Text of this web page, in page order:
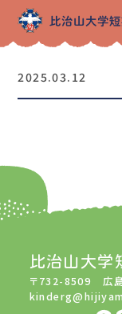
2025.03.12
比治山大学
〒732-8509 広